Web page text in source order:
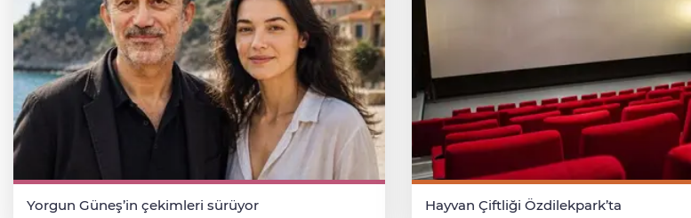
Yorgun Güneş’in çekimleri sürüyor Hayvan Çiftliği Özdilekpark’ta